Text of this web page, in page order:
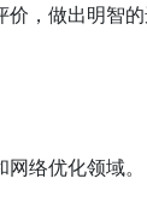
，做出明智的
络优化领域。